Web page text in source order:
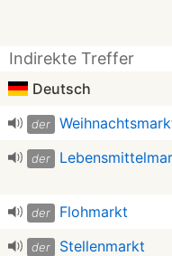
Indirekte Treffer
Deutsch
der
der
der Flohmarkt
der Stellenmarkt